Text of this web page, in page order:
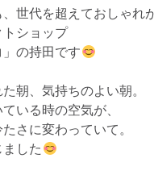
世代を超えておしゃれ
トショップ
」の持田です
朝、気持ちのよい朝。
いる時の空気が、
さに変わっていて。
した